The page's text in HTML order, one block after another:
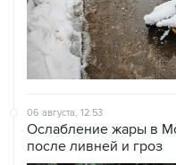
06 августа, 12:53
Ослабление жары в
после ливней и гроз